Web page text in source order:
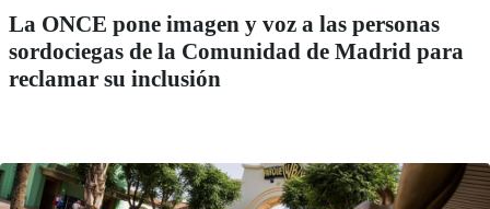
La ONCE pone imagen y voz a las personas
sordociegas de la Comunidad de Madrid para
reclamar su inclusión